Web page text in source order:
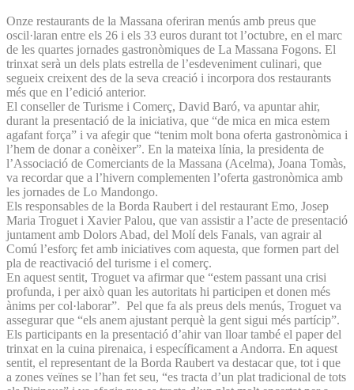
Onze restaurants de la Massana oferiran menús amb preus que
oscil·laran entre els 26 i els 33 euros durant tot l’octubre, en el marc
de les quartes jornades gastronòmiques de La Massana Fogons. El
trinxat serà un dels plats estrella de l’esdeveniment culinari, que
segueix creixent des de la seva creació i incorpora dos restaurants
més que en l’edició anterior.
El conseller de Turisme i Comerç, David Baró, va apuntar ahir,
durant la presentació de la iniciativa, que “de mica en mica estem
agafant força” i va afegir que “tenim molt bona oferta gastronòmica i
l’hem de donar a conèixer”. En la mateixa línia, la presidenta de
l’Associació de Comerciants de la Massana (Acelma), Joana Tomàs,
va recordar que a l’hivern complementen l’oferta gastronòmica amb
les jornades de Lo Mandongo.
Els responsables de la Borda Raubert i del restaurant Emo, Josep
Maria Troguet i Xavier Palou, que van assistir a l’acte de presentació
juntament amb Dolors Abad, del Molí dels Fanals, van agrair al
Comú l’esforç fet amb iniciatives com aquesta, que formen part del
pla de reactivació del turisme i el comerç.
En aquest sentit, Troguet va afirmar que “estem passant una crisi
profunda, i per això quan les autoritats hi participen et donen més
ànims per col·laborar”. Pel que fa als preus dels menús, Troguet va
assegurar que “els anem ajustant perquè la gent sigui més partícip”.
Els participants en la presentació d’ahir van lloar també el paper del
trinxat en la cuina pirenaica, i específicament a Andorra. En aquest
sentit, el representant de la Borda Raubert va destacar que, tot i que
a zones veïnes se l’han fet seu, “es tracta d’un plat tradicional de tots